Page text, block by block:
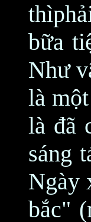
bữa
Như
là
là đã
sáng
Ngày
bắc"